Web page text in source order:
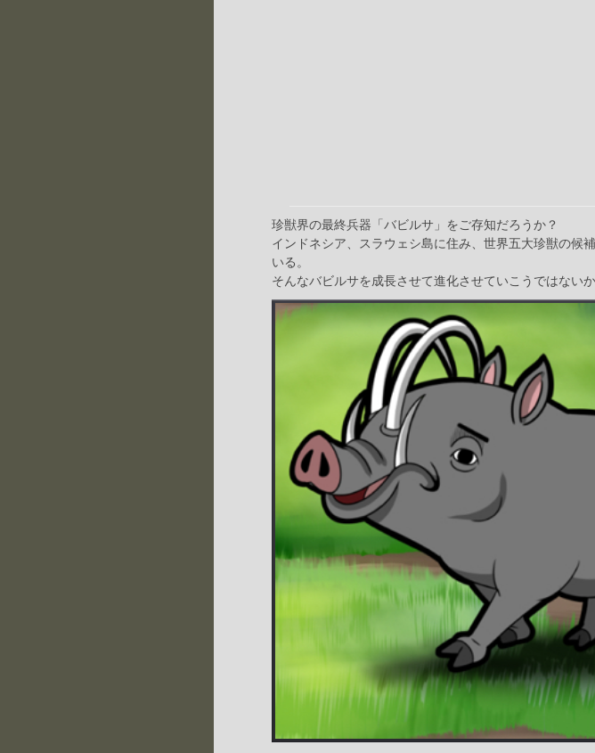
珍獣界の最終兵器「バビルサ」をご存知だろうか？
インドネシア、スラウェシ島に住み、世界五大珍獣の候
いる。
そんなバビルサを成長させて進化させていこうではないか